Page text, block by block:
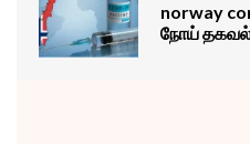
norway
நோய் தகவல்